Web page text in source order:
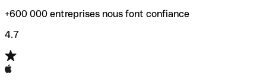
+600 000 entreprises nous font confiance
4.7